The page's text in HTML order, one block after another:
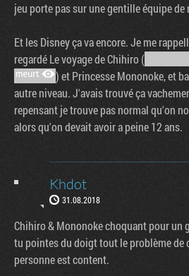
jeu porte pas sur une gentille équipe de
Et les Disney ça va encore. Je me
regardé Le voyage de Chihiro (
) et Princesse Mononoke, et
autre niveau. J'avais trouvé ça
repensant je trouve pas normal qu'on
alors qu'on devait avoir a peine 12 ans.
Khdot
31.08.2018
Chihiro & Mononoke choquant pour un
tu pointes du doigt tout le problème de
personne est content.